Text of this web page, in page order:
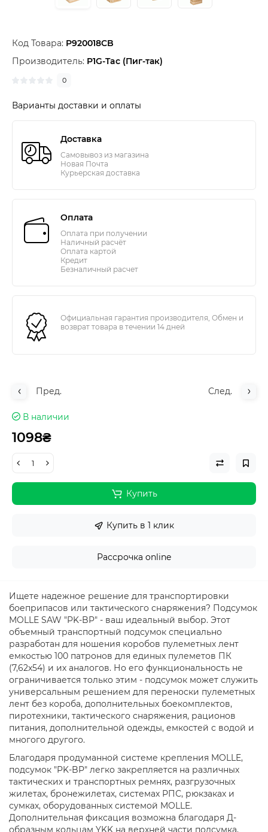
Код Товара: P920018CB
Производитель: P1G-Tac (Пиг-так)
0
Варианты доставки и оплаты
Доставка
Самовывоз из магазина
Новая Почта
Курьерская доставка
Оплата
Оплата при получении
Наличный расчёт
Оплата картой
Кредит
Безналичный расчет
Официальная гарантия производителя, Обмен и
возврат товара в течении 14 дней
Пред. След.
В наличии
1098₴
Купить
Купить в 1 клик
Рассрочка online
Ищете надежное решение для транспортировки
боеприпасов или тактического снаряжения? Подсумок
MOLLE SAW "PK-BP" - ваш идеальный выбор. Этот
объемный транспортный подсумок специально
разработан для ношения коробов пулеметных лент
емкостью 100 патронов для единых пулеметов ПК
(7,62х54) и их аналогов. Но его функциональность не
ограничивается только этим - подсумок может служить
универсальным решением для переноски пулеметных
лент без короба, дополнительных боекомплектов,
пиротехники, тактического снаряжения, рационов
питания, дополнительной одежды, емкостей с водой и
многого другого.
Благодаря продуманной системе крепления MOLLE,
подсумок "PK-BP" легко закрепляется на различных
тактических и транспортных ремнях, разгрузочных
жилетах, бронежилетах, системах РПС, рюкзаках и
сумках, оборудованных системой MOLLE.
Дополнительная фиксация возможна благодаря Д-
образным кольцам YKK на верхней части подсумка,